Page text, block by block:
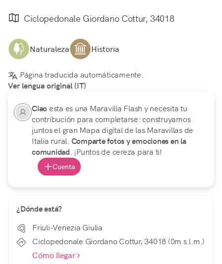
Ciclopedonale Giordano Cottur, 34018
Naturaleza Historia
Página traducida automáticamente.
Ver lengua original (IT)
Ciaoesta es una Maravilla Flash y necesita tu
contribución para completarse: construyamos
juntos el gran Mapa digital de las Maravillas de
Italia rural. Comparte fotos y emociones en la
comunidad. ¡Puntos de cereza para ti!
Cuenta
¿Dónde está?
Friuli-Venezia Giulia
Ciclopedonale Giordano Cottur, 34018 (0m s.l.m.)
Cómo llegar